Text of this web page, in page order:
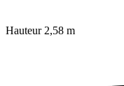
Hauteur 2,58 m